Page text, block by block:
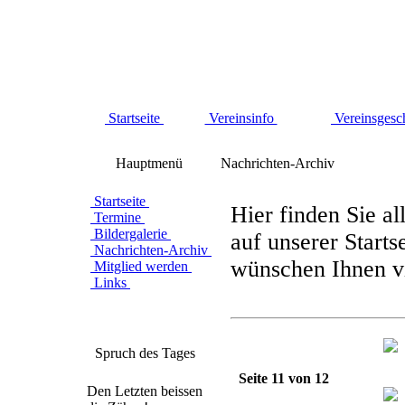
Startseite Vereinsinfo
Hauptmenü
Startseite
Termine
Bildergalerie
Nachrichten-Archiv
Mitglied werden
Links
Spruch des Tages
Den Letzten beissen
Nachrichten-Archiv
Hier finden Sie
auf unserer
wünschen Ihnen
Seite 11 von 12